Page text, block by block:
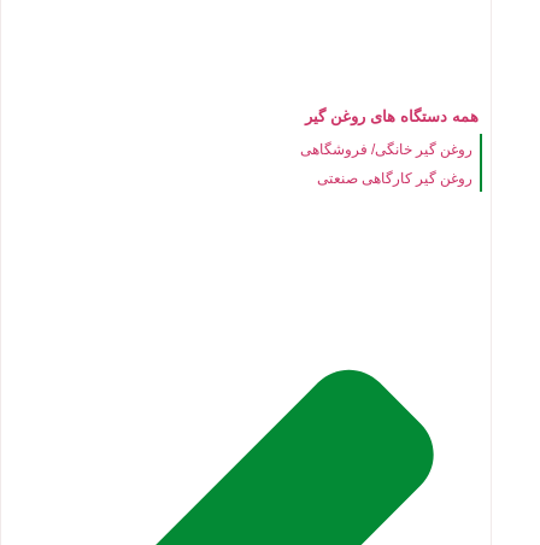
همه دستگاه های روغن گیر
روغن گیر خانگی/ فروشگاهی
روغن گیر کارگاهی صنعتی